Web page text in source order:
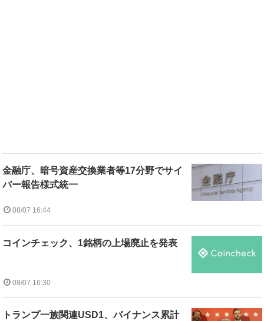
金融庁、暗号資産交換業者等17分野でサイ
バー報告様式統一
08/07 16:44
コインチェック、1銘柄の上場廃止を発表
08/07 16:30
トランプ一族関連USD1、バイナンス累計